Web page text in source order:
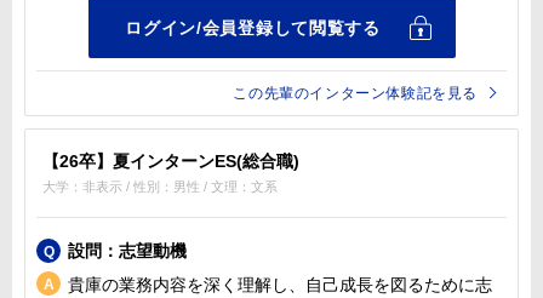
この先輩のインターン体験記を見る
【26卒】夏インターンES(総合職)
大学：非表示 / 性別：男性 / 文理：文系
設問：志望動機
貴庫の業務内容を深く理解し、自己成長を図るために志